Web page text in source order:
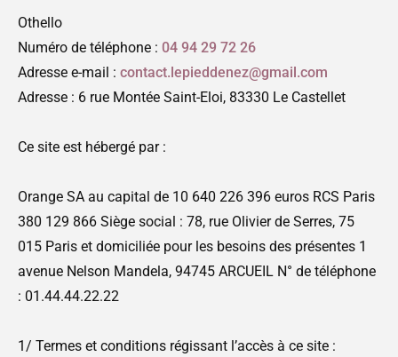
Othello
Numéro de téléphone : 04 94 29 72 26
Adresse e-mail : contact.lepieddenez@gmail.com
Adresse : 6 rue Montée Saint-Eloi, 83330 Le Castellet
Ce site est hébergé par :
Orange SA au capital de 10 640 226 396 euros RCS Paris
380 129 866 Siège social : 78, rue Olivier de Serres, 75
015 Paris et domiciliée pour les besoins des présentes 1
avenue Nelson Mandela, 94745 ARCUEIL N° de téléphone
: 01.44.44.22.22
1/ Termes et conditions régissant l’accès à ce site :